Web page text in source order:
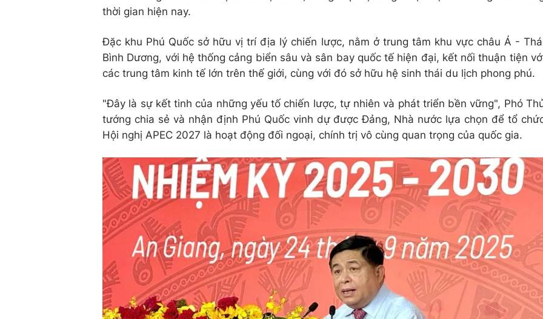
thời gian hiện nay.
Đặc khu Phú Quốc sở hữu vị trí địa lý chiến lược, nằm ở trung tâm khu vực châu Á -
Bình Dương, với hệ thống cảng biển sâu và sân bay quốc tế hiện đại, kết nối thuận tiện
các trung tâm kinh tế lớn trên thế giới, cùng với đó sở hữu hệ sinh thái du lịch phong phú.
"Đây là sự kết tinh của những yếu tố chiến lược, tự nhiên và phát triển bền vững", Phó
tướng chia sẻ và nhận định Phú Quốc vinh dự được Đảng, Nhà nước lựa chọn để tổ
Hội nghị APEC 2027 là hoạt động đối ngoại, chính trị vô cùng quan trọng của quốc gia.